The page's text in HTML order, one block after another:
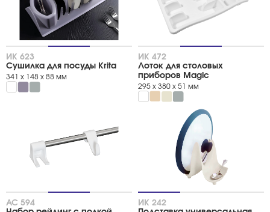
Метки
Популярные
ИК 623
Сушилка для посуды Krita
341 х 148 х 88 мм
ИК 472
Лоток для столовых
приборов Magic
295 х 380 х 51 мм
АС 594
ИК 242